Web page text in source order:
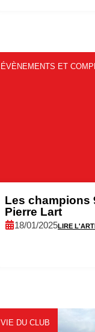
ÉVÈNEMENTS ET
Les champions
Pierre Lart
18/01/2025LIRE
VIE DU CLUB